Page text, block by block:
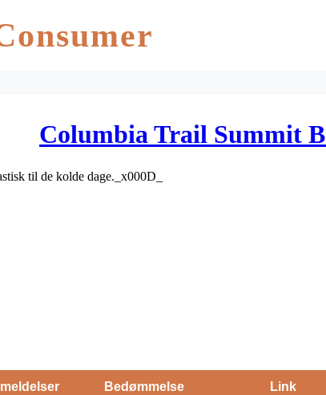
Columbia Trail Summit
til de kolde dage._x000D_
Bedømmelse Link